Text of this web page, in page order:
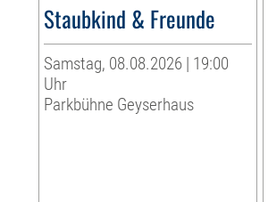
Staubkind & Freunde
Samstag, 08.08.2026 | 19:00
Uhr
Parkbühne Geyserhaus